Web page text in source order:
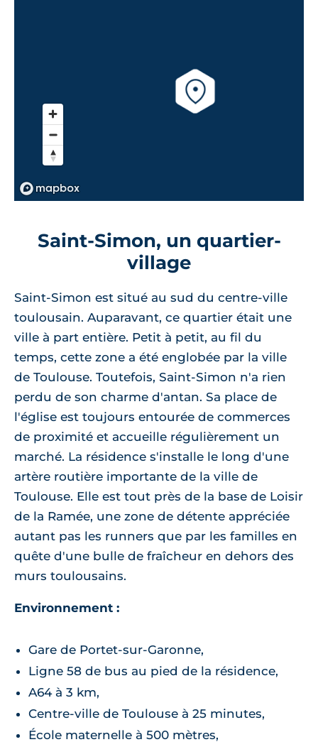
Saint-Simon, un quartier-
village
Saint-Simon est situé au sud du centre-ville
toulousain. Auparavant, ce quartier était une
ville à part entière. Petit à petit, au fil du
temps, cette zone a été englobée par la ville
de Toulouse. Toutefois, Saint-Simon n'a rien
perdu de son charme d'antan. Sa place de
l'église est toujours entourée de commerces
de proximité et accueille régulièrement un
marché. La résidence s'installe le long d'une
artère routière importante de la ville de
Toulouse. Elle est tout près de la base de Loisir
de la Ramée, une zone de détente appréciée
autant pas les runners que par les familles en
quête d'une bulle de fraîcheur en dehors des
murs toulousains.
Environnement :
Gare de Portet-sur-Garonne,
Ligne 58 de bus au pied de la résidence,
A64 à 3 km,
Centre-ville de Toulouse à 25 minutes,
École maternelle à 500 mètres,